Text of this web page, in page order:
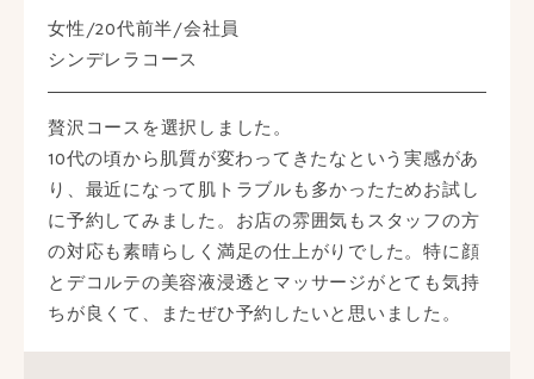
女性/20代前半/会社員
シンデレラコース
贅沢コースを選択しました。
10代の頃から肌質が変わってきたなという実感があ
り、最近になって肌トラブルも多かったためお試し
に予約してみました。お店の雰囲気もスタッフの方
の対応も素晴らしく満足の仕上がりでした。特に顔
とデコルテの美容液浸透とマッサージがとても気持
ちが良くて、またぜひ予約したいと思いました。